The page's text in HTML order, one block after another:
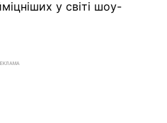
у світі шоу-